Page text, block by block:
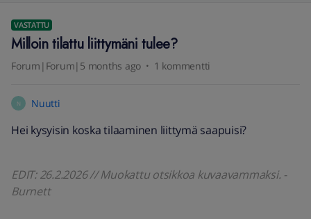
VASTATTU
Milloin tilattu liittymäni tulee?
Forum|Forum|5 months ago 1 kommentti
N Nuutti
Hei kysyisin koska tilaaminen liittymä saapuisi?
EDIT: 26.2.2026 // Muokattu otsikkoa kuvaavammaksi. -
Burnett